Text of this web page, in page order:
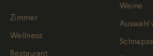
Zimmer
Wellness
Restaurant
Weine
Auswahl